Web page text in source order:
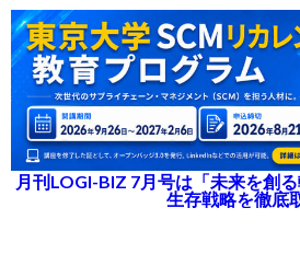
月刊LOGI-BIZ 7月号は「未来を創
生存戦略を徹底